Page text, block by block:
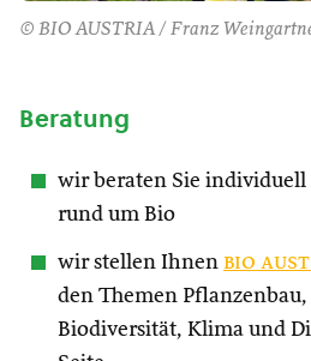
© BIO AUSTRIA / Franz
Beratung
wir beraten Sie
rund um Bio
wir stellen Ihnen bio
den Themen
Biodiversität, Klima und